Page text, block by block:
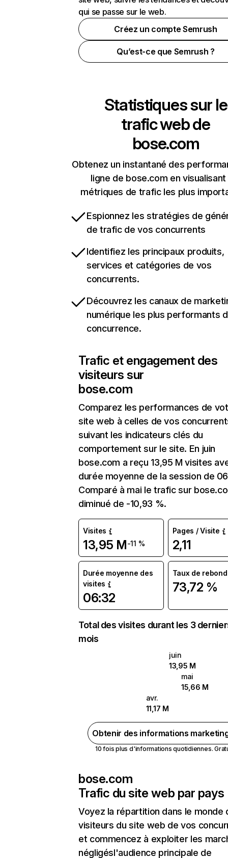
qui se passe sur le web.
Créez un compte Semrush
Qu’est-ce que Semrush ?
Statistiques sur le
trafic web de
bose.com
Obtenez un instantané des
ligne de bose.com en visualisant
métriques de trafic les plus
Espionnez les stratégies de
de trafic de vos concurrents
Identifiez les principaux produits,
services et catégories de vos
concurrents.
Découvrez les canaux de
numérique les plus performants
concurrence.
Trafic et engagement des
visiteurs sur
bose.com
Comparez les performances de
site web à celles de vos
suivant les indicateurs clés du
comportement sur le site. En juin
bose.com a reçu 13,95 M visites
durée moyenne de la session de
Comparé à mai le trafic sur
diminué de -10,93 %.
Visites
13,95 M-11 %
Pages / Visite
2,11
Durée moyenne des
visites
06:32
Taux de rebond
73,72 %
Total des visites durant les 3
mois
juin
13,95 M
mai
15,66 M
avr.
11,17 M
Obtenir des informations
10 fois plus d'informations quotidiennes.
bose.com
Trafic du site web par pays
Voyez la répartition dans le monde
visiteurs du site web de vos
et commencez à exploiter les
négligésl'audience principale de